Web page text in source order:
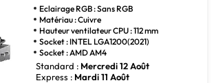
Eclairage RGB : Sans RGB
Matériau : Cuivre
Hauteur ventilateur CPU : 112 mm
Socket : INTEL LGA1200(2021)
Socket : AMD AM4
Standard : Mercredi 12 Août
Express : Mardi 11 Août